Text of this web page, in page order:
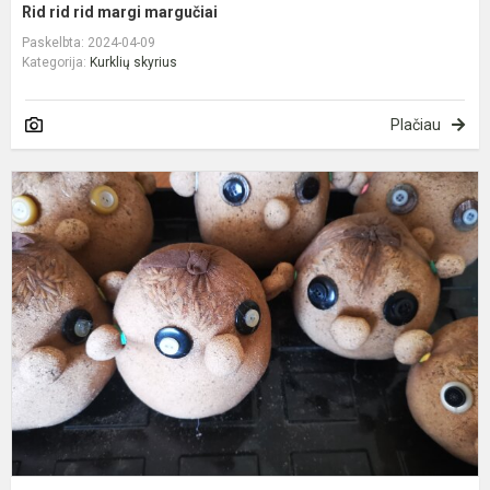
Rid rid rid margi margučiai
Paskelbta: 2024-04-09
Kategorija: Kurklių skyrius
Plačiau